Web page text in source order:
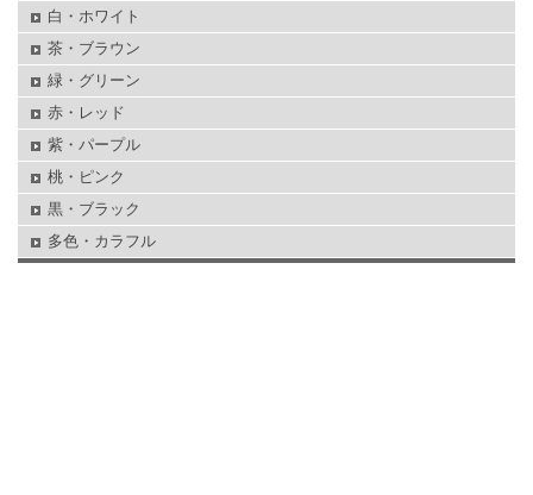
白・ホワイト
茶・ブラウン
緑・グリーン
赤・レッド
紫・パープル
桃・ピンク
黒・ブラック
多色・カラフル